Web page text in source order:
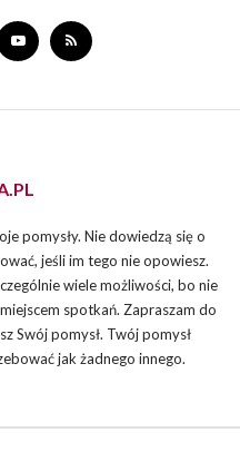
pomysły. Nie dowiedzą się o
jeśli im tego nie opowiesz.
wiele możliwości, bo nie
spotkań. Zapraszam do
Swój pomysł. Twój pomysł
jak żadnego innego.